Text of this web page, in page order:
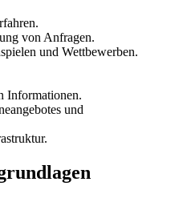
von Anfragen.
und Wettbewerben.
Informationen.
und